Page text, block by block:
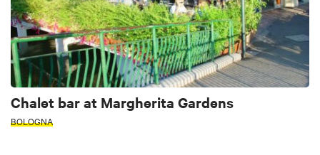
Chalet bar at Margherita Gardens
BOLOGNA